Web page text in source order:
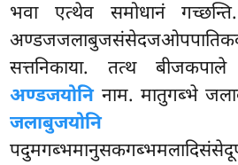
भवा एत्थेव समोधानं
सत्तनिकाया. तत्थ बीजकपाले
अण्डजयोनिनाम. मातुगब्भे
जलाबुजयोनि